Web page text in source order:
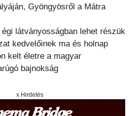
Gyöngyösről a Mátra
égi látványosságban lehet részük
kedvelőinek ma és holnap
kelt életre a magyar
bajnokság
x Hirdetés